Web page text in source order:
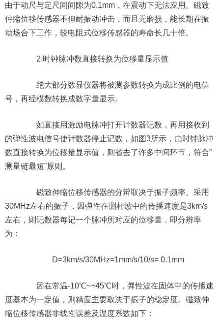
由于动尺与定尺间间隙为0.1mm，在震动下无法应用。磁致
仲缩位移传感器不但耐振动冲击，而且无磨损，能长期在振
动场合下工作，较电阻式位移传感器的寿命长几十倍。
2.时钟脉冲数直接转换为位移量显示值
绝大部分数显仪器将被测参数转换为成比例的电信
号，再经模数转换成数字量显示。
如直接用激励电脉冲打开计数器记数，再用接收到
的弹性波电信号使计数器停止记数，如图3所示，由时钟脉冲
数直接转换为位移量显示值，则省去了许多中间环节，符合”
测量链最短”原则。
磁致伸缩位移传感器的分辩取决于振子频率。采用
30MHz左右的振子，因弹性在测杆波中的传播速度是3km/s
左右，则记数器每记一个脉冲所对应的位移量，即分辨率
为：
D=3km/s/30MHz=1mm/s/10/s= 0.1mm
因在常温-10℃~+45℃时，弹性波在固体中的传播速
度基本为一定值，则精度主要取决于振子的稳定度。磁致伸
缩位移传感器非线性误差及温度系数如下：